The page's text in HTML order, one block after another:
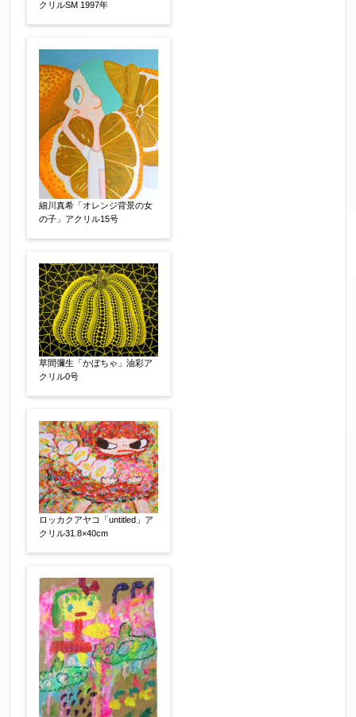
クリルSM 1997年
細川真希「オレンジ背景の女
の子」アクリル15号
草間彌生「かぼちゃ」油彩ア
クリル0号
ロッカクアヤコ「untitled」ア
クリル31.8×40cm